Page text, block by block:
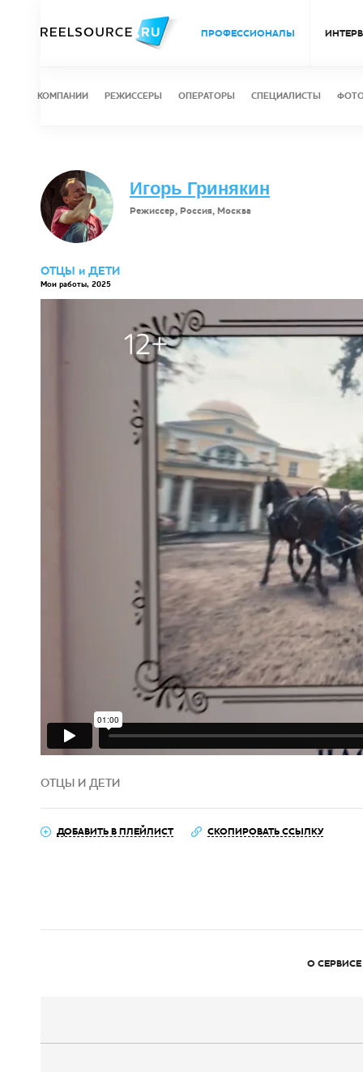
ПРОФЕССИОНАЛЫ
КОМПАНИИ РЕЖИССЕРЫ ОПЕРАТОРЫ СПЕЦИАЛИСТЫ
Игорь Гринякин
Режиссер, Россия, Москва
ОТЦЫ и ДЕТИ
Мои работы, 2025
ОТЦЫ И ДЕТИ
ДОБАВИТЬ В ПЛЕЙЛИСТ СКОПИРОВАТЬ ССЫЛКУ
О СЕРВИСЕ